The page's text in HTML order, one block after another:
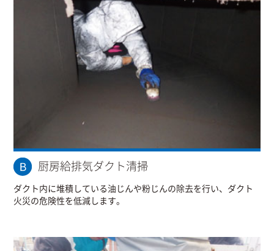
厨房給排気ダクト清掃
ダクト内に堆積している油じんや粉じんの除去を行い、ダクト
火災の危険性を低減します。